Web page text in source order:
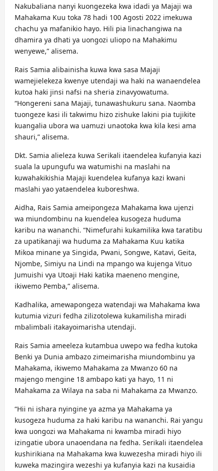
Nakubaliana nanyi kuongezeka kwa idadi ya Majaji wa
Mahakama Kuu toka 78 hadi 100 Agosti 2022 imekuwa
chachu ya mafanikio hayo. Hili pia linachangiwa na
dhamira ya dhati ya uongozi uliopo na Mahakimu
wenyewe,” alisema.
Rais Samia alibainisha kuwa kwa sasa Majaji
wamejielekeza kwenye utendaji wa haki na wanaendelea
kutoa haki jinsi nafsi na sheria zinavyowatuma.
“Hongereni sana Majaji, tunawashukuru sana. Naomba
tuongeze kasi ili takwimu hizo zishuke lakini pia tujikite
kuangalia ubora wa uamuzi unaotoka kwa kila kesi ama
shauri,” alisema.
Dkt. Samia alieleza kuwa Serikali itaendelea kufanyia kazi
suala la upungufu wa watumishi na maslahi na
kuwahakikishia Majaji kuendelea kufanya kazi kwani
maslahi yao yataendelea kuboreshwa.
Aidha, Rais Samia ameipongeza Mahakama kwa ujenzi
wa miundombinu na kuendelea kusogeza huduma
karibu na wananchi. “Nimefurahi kukamilika kwa taratibu
za upatikanaji wa huduma za Mahakama Kuu katika
Mikoa minane ya Singida, Pwani, Songwe, Katavi, Geita,
Njombe, Simiyu na Lindi na mpango wa kujenga Vituo
Jumuishi vya Utoaji Haki katika maeneno mengine,
ikiwemo Pemba,” alisema.
Kadhalika, amewapongeza watendaji wa Mahakama kwa
kutumia vizuri fedha zilizotolewa kukamilisha miradi
mbalimbali itakayoimarisha utendaji.
Rais Samia ameeleza kutambua uwepo wa fedha kutoka
Benki ya Dunia ambazo zimeimarisha miundombinu ya
Mahakama, ikiwemo Mahakama za Mwanzo 60 na
majengo mengine 18 ambapo kati ya hayo, 11 ni
Mahakama za Wilaya na saba ni Mahakama za Mwanzo.
“Hii ni ishara nyingine ya azma ya Mahakama ya
kusogeza huduma za haki karibu na wananchi. Rai yangu
kwa uongozi wa Mahakama ni kwamba miradi hiyo
izingatie ubora unaoendana na fedha. Serikali itaendelea
kushirikiana na Mahakama kwa kuwezesha miradi hiyo ili
kuweka mazingira wezeshi ya kufanyia kazi na kusaidia